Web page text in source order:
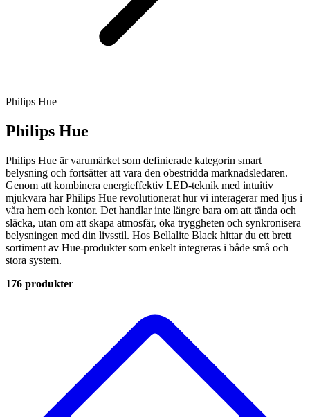
Philips Hue
Philips Hue
Philips Hue är varumärket som definierade kategorin smart
belysning och fortsätter att vara den obestridda marknadsledaren.
Genom att kombinera energieffektiv LED-teknik med intuitiv
mjukvara har Philips Hue revolutionerat hur vi interagerar med ljus i
våra hem och kontor. Det handlar inte längre bara om att tända och
släcka, utan om att skapa atmosfär, öka tryggheten och synkronisera
belysningen med din livsstil. Hos Bellalite Black hittar du ett brett
sortiment av Hue-produkter som enkelt integreras i både små och
stora system.
176 produkter